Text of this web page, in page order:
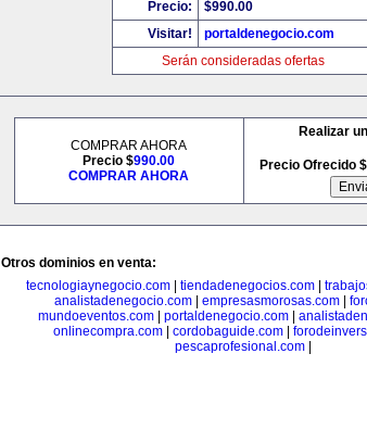
Precio:
$990.00
Visitar!
portaldenegocio.com
Serán consideradas ofertas
COMPRAR AHORA
Precio $990.00
COMPRAR AHORA
Realizar
Precio Ofrecido $
Otros dominios en venta:
tecnologiaynegocio.com
tiendadenegocios.com
analistadenegocio.com
empresasmorosas.com
mundoeventos.com| portaldenegocio.com|
onlinecompra.com| cordobaguide.com|
pescaprofesional.com